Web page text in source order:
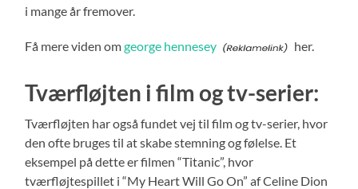
i mange år fremover.
Få mere viden omgeorge hennesey her.
Tværfløjten i film og tv-serier:
Tværfløjten har også fundet vej til film og tv-serier, hvor
den ofte bruges til at skabe stemning og følelse. Et
eksempel på dette er filmen “Titanic”, hvor
tværfløjtespillet i “My Heart Will Go On” af Celine Dion